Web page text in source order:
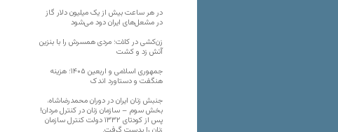
در هر ساعت بیش از یک میلیون دلار گاز
در مشعل‌های ایران دود می‌شود
زن‌کشی در کلات؛ مردی همسرش را با بنزین
آتش زد و کشت
جمهوری اسلامی و اربعین ۱۴۰۵؛ هزینه
هنگفت و دستاورد اندک
جنبش زنان ایران در دوران محمدرضاشاه،
بخش سوم – سازمان زنان در کنترل مردان!
پس از کودتای ۱۳۳۲ دولت کنترل سازمان